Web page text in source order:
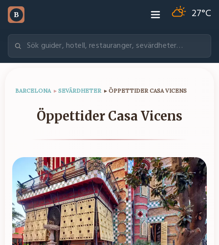
B 27°C
BARCELONA ▸ SEVÄRDHETER ▸ ÖPPETTIDER CASA VICENS
Öppettider Casa Vicens